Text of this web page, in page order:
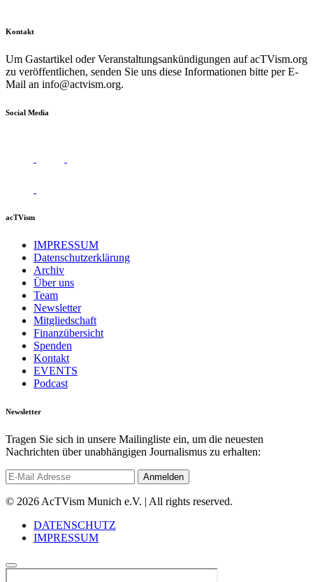
Kontakt
Um Gastartikel oder Veranstaltungsankündigungen auf acTVism.org
zu veröffentlichen, senden Sie uns diese Informationen bitte per E-
Mail an info@actvism.org.
Social Media
acTVism
IMPRESSUM
Datenschutzerklärung
Archiv
Über uns
Team
Newsletter
Mitgliedschaft
Finanzübersicht
Spenden
Kontakt
EVENTS
Podcast
Newsletter
Tragen Sie sich in unsere Mailingliste ein, um die neuesten
Nachrichten über unabhängigen Journalismus zu erhalten:
© 2026 AcTVism Munich e.V. | All rights reserved.
DATENSCHUTZ
IMPRESSUM